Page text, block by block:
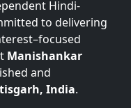
Hindi-
to delivering
Manishankar
and
India.